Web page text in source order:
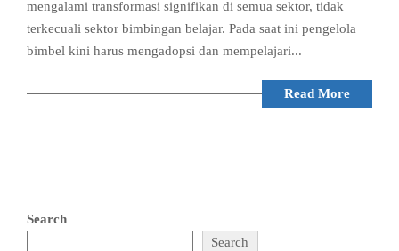
mengalami transformasi signifikan di semua sektor, tidak
terkecuali sektor bimbingan belajar. Pada saat ini pengelola
bimbel kini harus mengadopsi dan mempelajari...
Read More
Search
Search